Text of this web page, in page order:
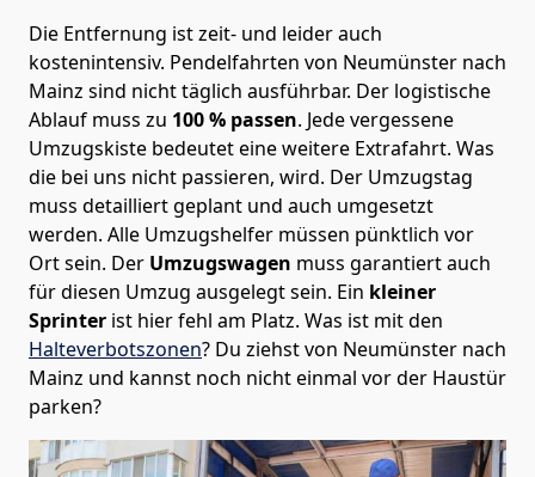
Die Entfernung ist zeit- und leider auch
kostenintensiv. Pendelfahrten von Neumünster nach
Mainz sind nicht täglich ausführbar. Der logistische
Ablauf muss zu 100 % passen. Jede vergessene
Umzugskiste bedeutet eine weitere Extrafahrt. Was
die bei uns nicht passieren, wird. Der Umzugstag
muss detailliert geplant und auch umgesetzt
werden. Alle Umzugshelfer müssen pünktlich vor
Ort sein. Der Umzugswagen muss garantiert auch
für diesen Umzug ausgelegt sein. Ein kleiner
Sprinter ist hier fehl am Platz. Was ist mit den
Halteverbotszonen? Du ziehst von Neumünster nach
Mainz und kannst noch nicht einmal vor der Haustür
parken?